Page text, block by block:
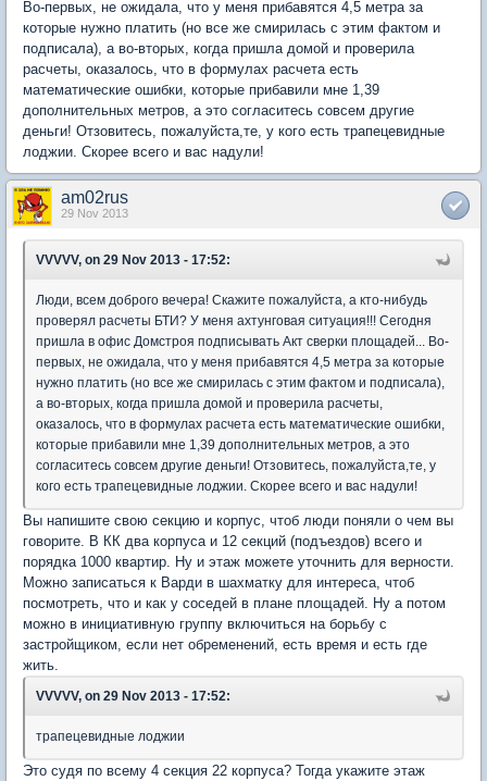
Во-первых, не ожидала, что у меня прибавятся 4,5 метра за
которые нужно платить (но все же смирилась с этим фактом и
подписала), а во-вторых, когда пришла домой и проверила
расчеты, оказалось, что в формулах расчета есть
математические ошибки, которые прибавили мне 1,39
дополнительных метров, а это согласитесь совсем другие
деньги! Отзовитесь, пожалуйста,те, у кого есть трапецевидные
лоджии. Скорее всего и вас надули!
am02rus
29 Nov 2013
VVVVV, on 29 Nov 2013 - 17:52:
Люди, всем доброго вечера! Скажите пожалуйста, а кто-нибудь
проверял расчеты БТИ? У меня ахтунговая ситуация!!! Сегодня
пришла в офис Домстроя подписывать Акт сверки площадей... Во-
первых, не ожидала, что у меня прибавятся 4,5 метра за которые
нужно платить (но все же смирилась с этим фактом и подписала),
а во-вторых, когда пришла домой и проверила расчеты,
оказалось, что в формулах расчета есть математические ошибки,
которые прибавили мне 1,39 дополнительных метров, а это
согласитесь совсем другие деньги! Отзовитесь, пожалуйста,те, у
кого есть трапецевидные лоджии. Скорее всего и вас надули!
Вы напишите свою секцию и корпус, чтоб люди поняли о чем вы
говорите. В КК два корпуса и 12 секций (подъездов) всего и
порядка 1000 квартир. Ну и этаж можете уточнить для верности.
Можно записаться к Варди в шахматку для интереса, чтоб
посмотреть, что и как у соседей в плане площадей. Ну а потом
можно в инициативную группу включиться на борьбу с
застройщиком, если нет обременений, есть время и есть где
жить.
VVVVV, on 29 Nov 2013 - 17:52:
трапецевидные лоджии
Это судя по всему 4 секция 22 корпуса? Тогда укажите этаж